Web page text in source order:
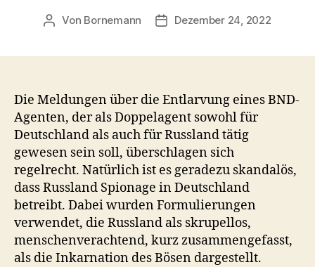
Beitragsautor
Von Bornemann Veröffentlichungsdatum
Dezember 24, 2022
Die Meldungen über die Entlarvung eines BND-
Agenten, der als Doppelagent sowohl für
Deutschland als auch für Russland tätig
gewesen sein soll, überschlagen sich
regelrecht. Natürlich ist es geradezu skandalös,
dass Russland Spionage in Deutschland
betreibt. Dabei wurden Formulierungen
verwendet, die Russland als skrupellos,
menschenverachtend, kurz zusammengefasst,
als die Inkarnation des Bösen dargestellt.